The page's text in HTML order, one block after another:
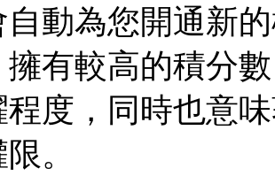
自動為您開通新
擁有較高的積分
度，同時也意
。